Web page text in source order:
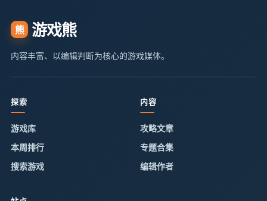
熊 游戏熊
内容丰富、以编辑判断为核心的游戏媒体。
探索
游戏库
本周排行
搜索游戏
内容
攻略文章
专题合集
编辑作者